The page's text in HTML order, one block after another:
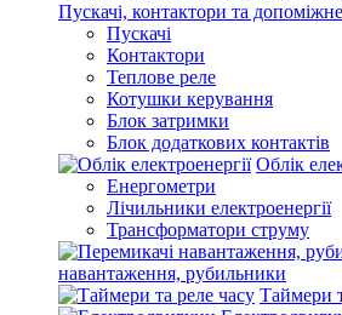
Пускачі, контактори та
Пускачі
Контактори
Теплове реле
Котушки керування
Блок затримки
Блок додаткових контактів
Облік
Енергометри
Лічильники електроенергії
Трансформатори струму
навантаження, рубильники
Таймери